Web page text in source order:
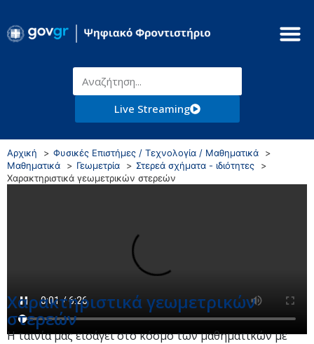
Live Streaming
Αρχική
Φυσικές Επιστήμες / Τεχνολογία / Μαθηματικά
Μαθηματικά
Γεωμετρία
Στερεά σχήματα - ιδιότητες
Χαρακτηριστικά γεωμετρικών στερεών
Χαρακτηριστικά γεωμετρικών
στερεών
Η ταινία μας εισάγει στο κόσμο των μαθηματικών με